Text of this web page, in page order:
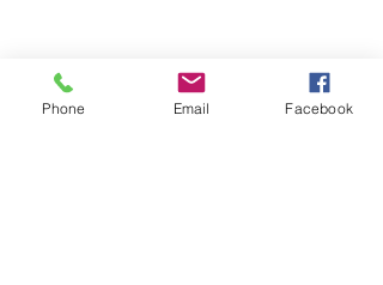
Phone Email Facebook